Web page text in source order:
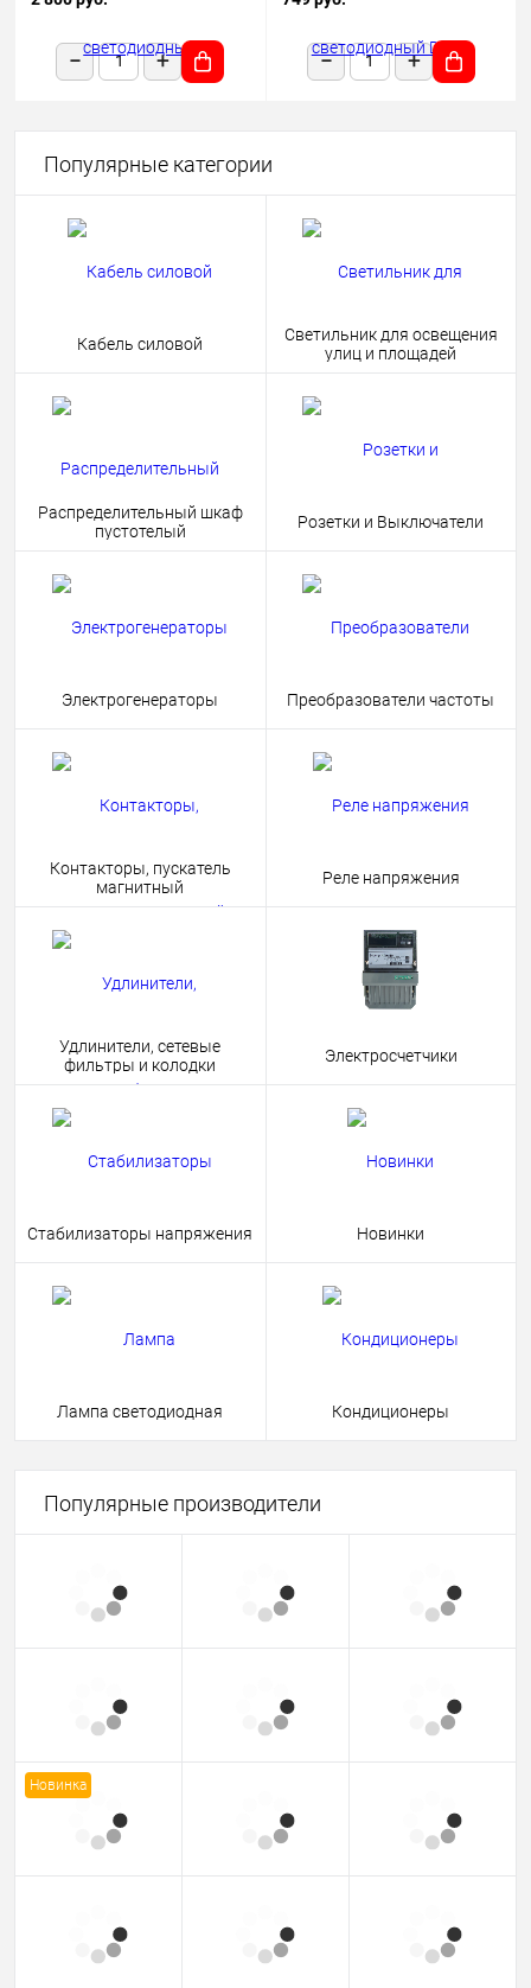
Популярные категории
Кабель силовой
Светильник для освещения
улиц и площадей
Распределительный шкаф
пустотелый
Розетки и Выключатели
Электрогенераторы Преобразователи частоты
Контакторы, пускатель
магнитный
Реле напряжения
Удлинители, сетевые
фильтры и колодки
Электросчетчики
Стабилизаторы напряжения Новинки
Лампа светодиодная Кондиционеры
Популярные производители
Новинка